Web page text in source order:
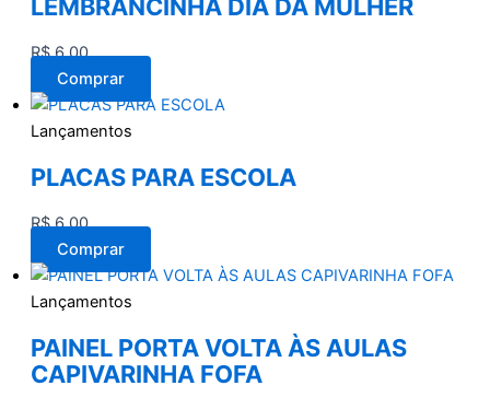
LEMBRANCINHA DIA DA MULHER
R$6,00
Comprar
Lançamentos
PLACAS PARA ESCOLA
R$6,00
Comprar
Lançamentos
PAINEL PORTA VOLTA ÀS AULAS
CAPIVARINHA FOFA